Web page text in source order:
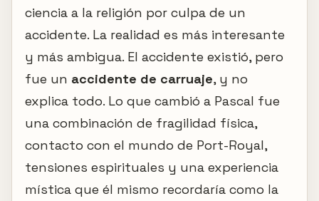
ciencia a la religión por culpa de un
accidente. La realidad es más interesante
y más ambigua. El accidente existió, pero
fue un accidente de carruaje, y no
explica todo. Lo que cambió a Pascal fue
una combinación de fragilidad física,
contacto con el mundo de Port-Royal,
tensiones espirituales y una experiencia
mística que él mismo recordaría como la